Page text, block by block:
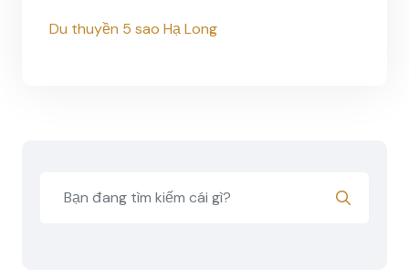
Du thuyền 5 sao Hạ Long